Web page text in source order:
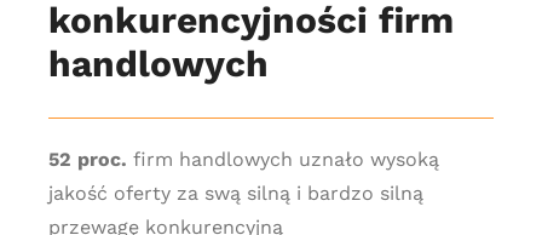
konkurencyjności firm
handlowych
52 proc. firm handlowych uznało wysoką
jakość oferty za swą silną i bardzo silną
przewagę konkurencyjną